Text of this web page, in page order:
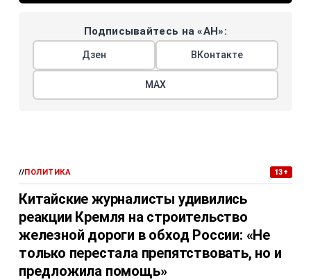
Подписывайтесь на «АН»:
Дзен ВКонтакте
МАХ
//ПОЛИТИКА 13+
Китайские журналисты удивились
реакции Кремля на строительство
железной дороги в обход России: «Не
только перестала препятствовать, но и
предложила помощь»